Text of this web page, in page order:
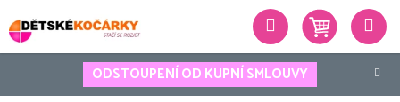
na
obsah
ODSTOUPENÍ OD KUPNÍ SMLOUVY
Hledat